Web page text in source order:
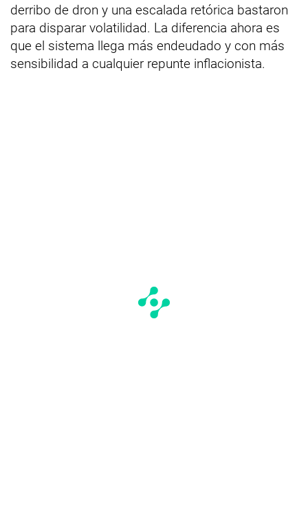
derribo de dron y una escalada retórica bastaron
para disparar volatilidad. La diferencia ahora es
que el sistema llega más endeudado y con más
sensibilidad a cualquier repunte inflacionista.